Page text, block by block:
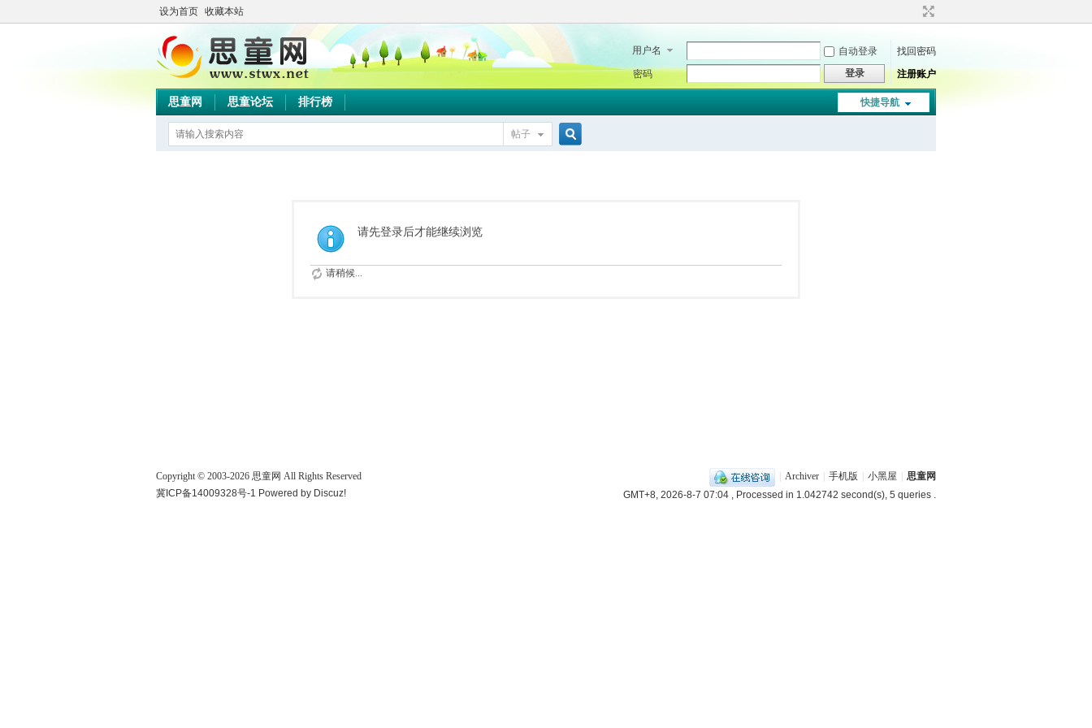
设为首页 收藏本站
用户名 自动登录
找回密码
密码
登录 注册账户
快捷导航
思童网 思童论坛 排行榜
帖子
请先登录后才能继续浏览
请稍候...
Archiver 手机版 小黑屋
思童网
GMT+8, 2026-8-7 07:04 , Processed in 1.042742 second(s), 5 queries .
Copyright © 2003-2026 思童网 All Rights Reserved
冀ICP备14009328号-1 Powered by Discuz!